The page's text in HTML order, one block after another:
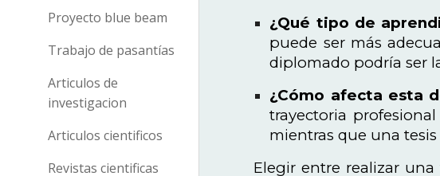
Proyecto blue beam
Trabajo de pasantías
Articulos de
investigacion
Articulos cientificos
Revistas cientificas
¿Qué tipo de
puede ser más
diplomado podría ser
¿Cómo afecta esta
trayectoria
mientras que una
Elegir entre realizar